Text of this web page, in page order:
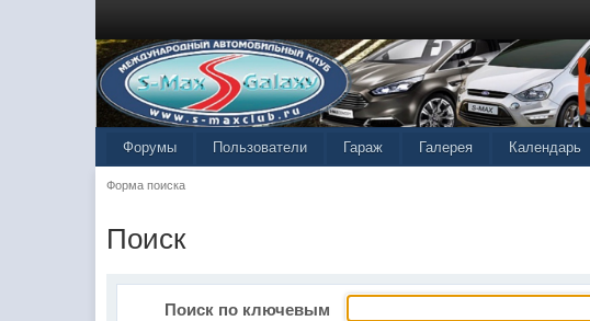
Форумы Пользователи Гараж Галерея Календарь
Форма поиска
Поиск
Поиск по ключевым